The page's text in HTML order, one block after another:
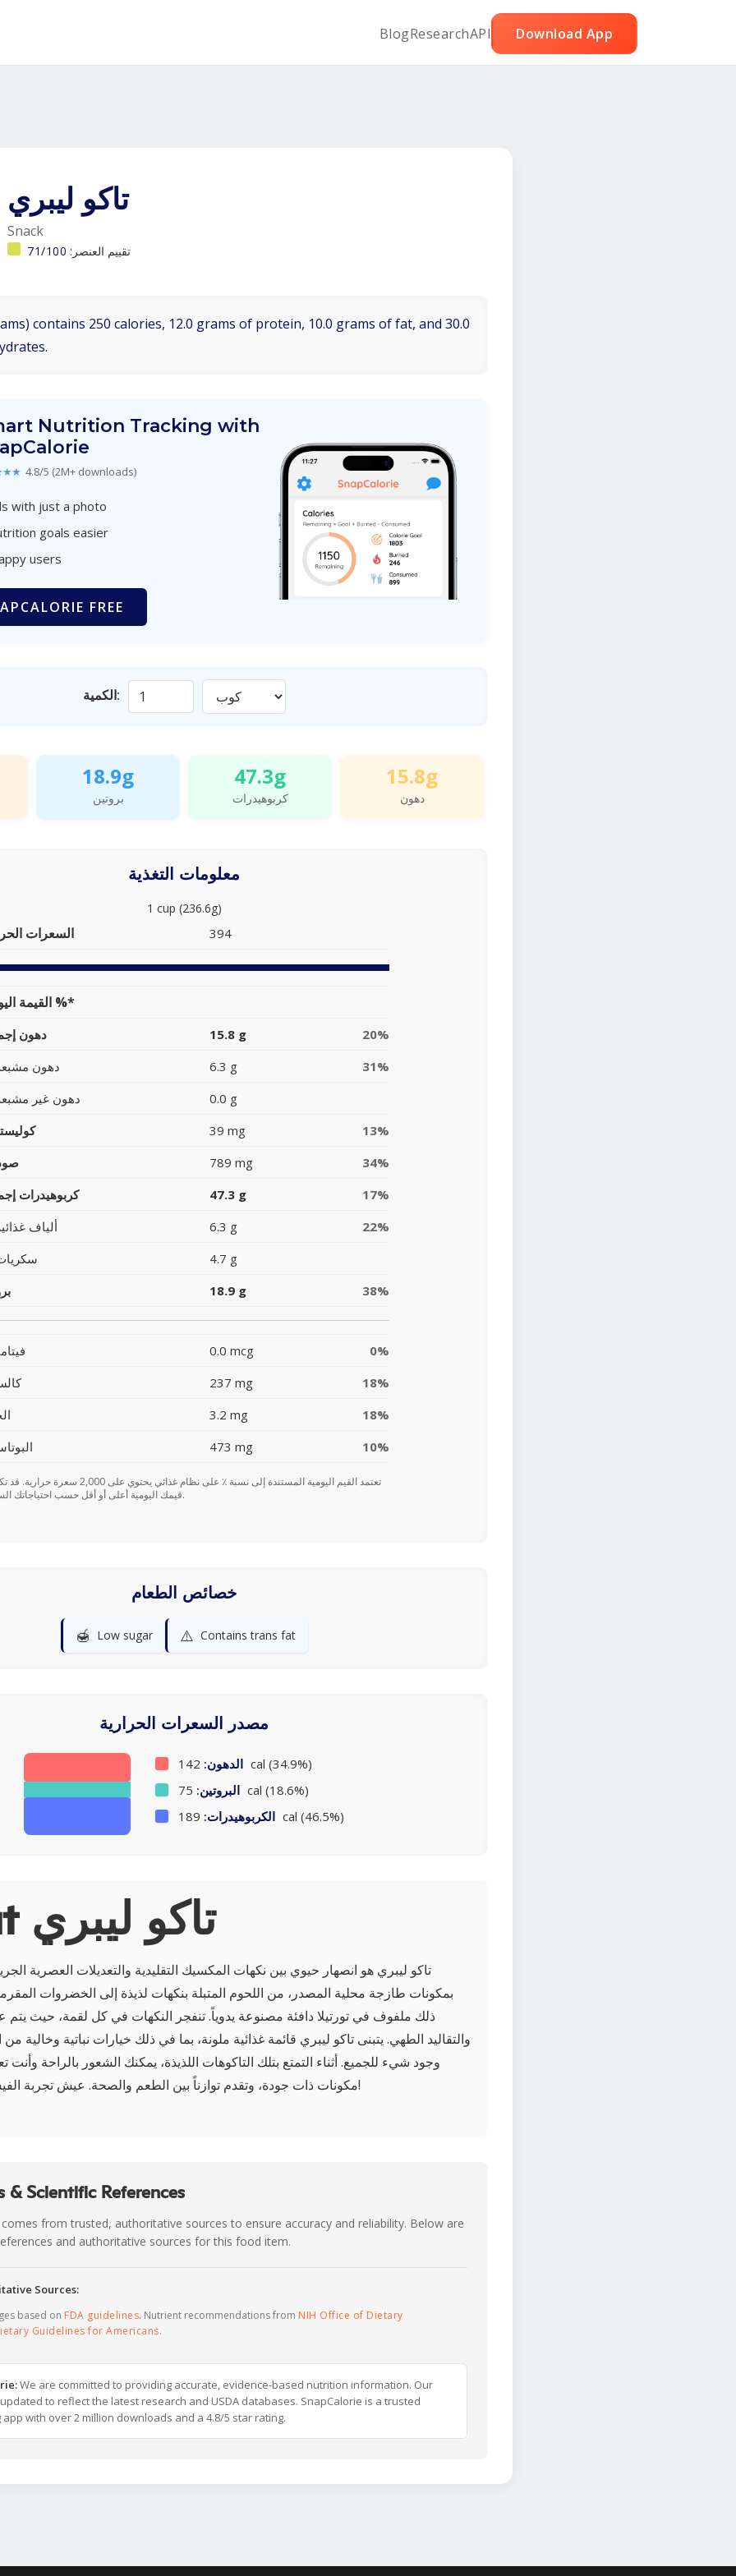
BlogResearchAPI Download App
تاكو ليبري
Snack
تقييم العنصر: 71/100
contains 250 calories, 12.0 grams of protein, 10.0 grams of fat, and 30.0
Nutrition Tracking with
4.8/5 (2M+ downloads)
with just a photo
goals easier
users
FREE
الكمية:
18.9g
بروتين
47.3g
كربوهيدرات
15.8g
دهون
معلومات التغذية
1 cup (236.6g)
السعرات 394
القيمة اليومية %*
دهون 15.8 g
20%
دهون
6.3 g
31%
دهون غير
0.0 g
39 mg
13%
789 mg
34%
كربوهيدرات
47.3 g
17%
ألياف
6.3 g
22%
4.7 g
18.9 g 38%
0.0 mcg
0%
237 mg
18%
3.2 mg
18%
473 mg 10%
قيمك اليومية أعلى أو أقل حسب احتياجاتك السعرية.
خصائص الطعام
🍯 Low sugar ⚠️ Contains trans fat
مصدر السعرات الحرارية
الدهون: 142 cal (34.9%)
البروتين: 75 cal (18.6%)
الكربوهيدرات: 189 cal (46.5%)
About تاكو ليبري
تاكو ليبري هو انصهار حيوي بين نكهات المكسيك التقليدية والتعديلات العصرية
بمكونات طازجة محلية المصدر، من اللحوم المتبلة بنكهات لذيذة إلى الخضروات
ذلك ملفوف في تورتيلا دافئة مصنوعة يدوياً. تنفجر النكهات في كل لقمة، حيث يتم
والتقاليد الطهي. يتبنى تاكو ليبري قائمة غذائية ملونة، بما في ذلك خيارات نباتية وخالية
وجود شيء للجميع. أثناء التمتع بتلك التاكوهات اللذيذة، يمكنك الشعور بالراحة
مكونات ذات جودة، وتقدم توازناً بين الطعم والصحة. عيش تجربة الفيستا في التاكو ليبري!
& Scientific References
from trusted, authoritative sources to ensure accuracy and reliability. Below are
and authoritative sources for this food item.
Sources:
based on FDA guidelines. Nutrient recommendations from NIH Office of Dietary
Guidelines for Americans.
We are committed to providing accurate, evidence-based nutrition information. Our
to reflect the latest research and USDA databases. SnapCalorie is a trusted
with over 2 million downloads and a 4.8/5 star rating.